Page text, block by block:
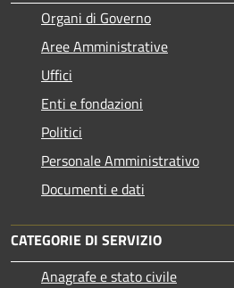
Organi di Governo
Aree Amministrative
Uffici
Enti e fondazioni
Politici
Personale Amministrativo
Documenti e dati
CATEGORIE DI SERVIZIO
Anagrafe e stato civile